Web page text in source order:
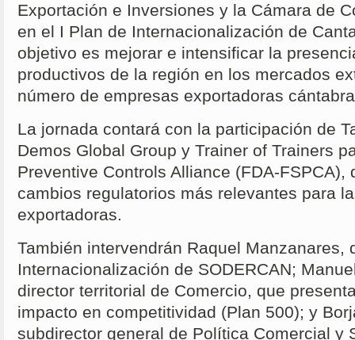
Exportación e Inversiones y la Cámara de
en el I Plan de Internacionalización de
objetivo es mejorar e intensificar la
productivos de la región en los mercados
número de empresas exportadoras
La jornada contará con la participación de
Demos Global Group y Trainer of Trainers
Preventive Controls Alliance (FDA-FSPCA),
cambios regulatorios más relevantes para
exportadoras.
También intervendrán Raquel Manzanares,
Internacionalización de SODERCAN;
director territorial de Comercio, que
impacto en competitividad (Plan 500); y
subdirector general de Política Comercial y